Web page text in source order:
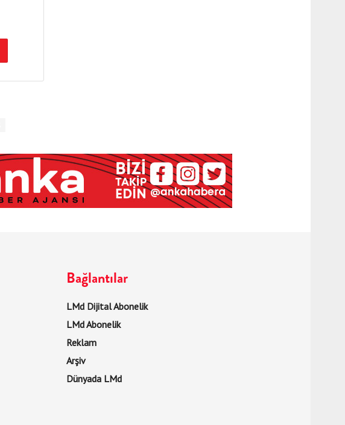
Bağlantılar
LMd Dijital Abonelik
LMd Abonelik
Reklam
Arşiv
Dünyada LMd